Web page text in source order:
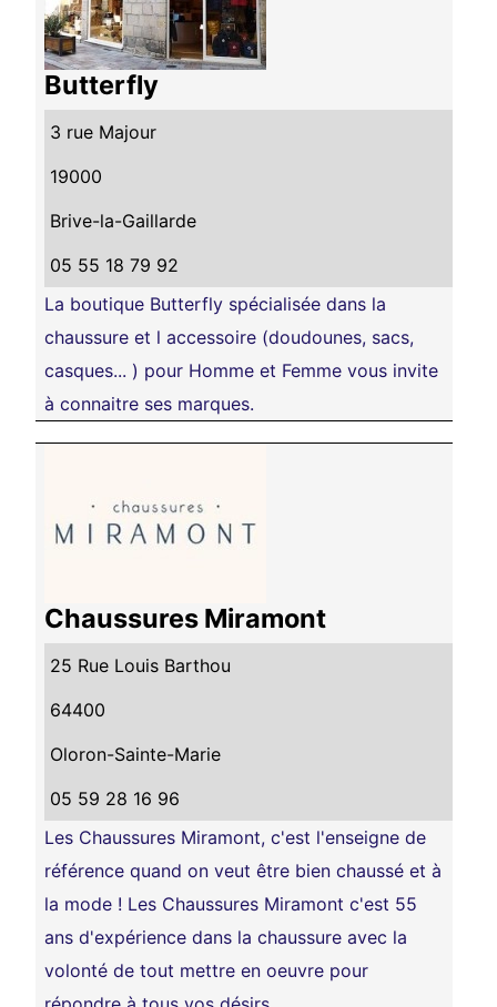
Butterfly
3 rue Majour
19000
Brive-la-Gaillarde
05 55 18 79 92
La boutique Butterfly spécialisée dans la
chaussure et l accessoire (doudounes, sacs,
casques... ) pour Homme et Femme vous invite
à connaitre ses marques.
Chaussures Miramont
25 Rue Louis Barthou
64400
Oloron-Sainte-Marie
05 59 28 16 96
Les Chaussures Miramont, c'est l'enseigne de
référence quand on veut être bien chaussé et à
la mode ! Les Chaussures Miramont c'est 55
ans d'expérience dans la chaussure avec la
volonté de tout mettre en oeuvre pour